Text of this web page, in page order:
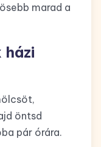
marad a
házi
öntsd
pár órára.